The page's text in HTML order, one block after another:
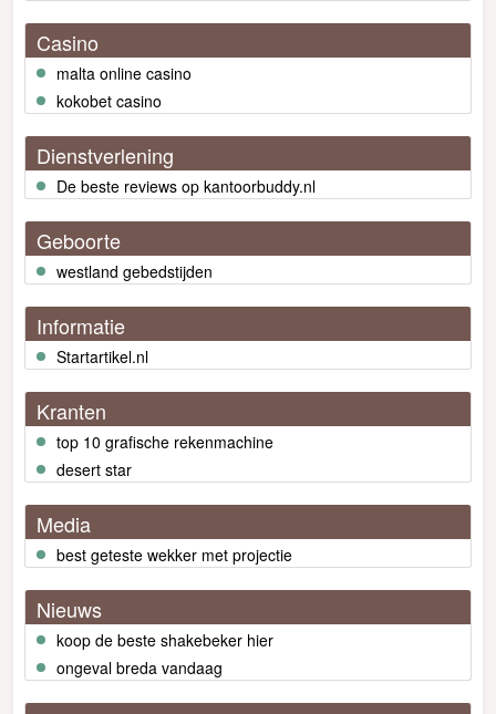
Casino
malta online casino
kokobet casino
Dienstverlening
De beste reviews op kantoorbuddy.nl
Geboorte
westland gebedstijden
Informatie
Startartikel.nl
Kranten
top 10 grafische rekenmachine
desert star
Media
best geteste wekker met projectie
Nieuws
koop de beste shakebeker hier
ongeval breda vandaag